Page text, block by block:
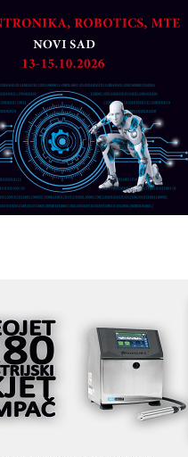
svoju toplinsku
Svetski standard metrologije
u Srbiji
– NEXT-Robotika vođena
inteligencijom
revolucioniše
industrijske i logističke
– 35 godina preciznosti u
i pametnim dozirnim
- oprema za ispitivanje